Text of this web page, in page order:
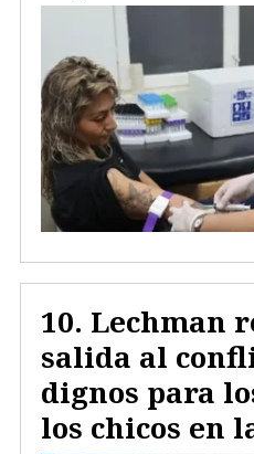
Lechman
salida al
dignos para
los chicos en